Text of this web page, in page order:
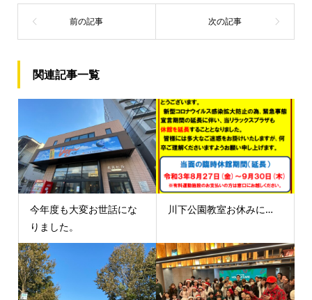
関連記事一覧
今年度も大変お世話にな
りました。
川下公園教室お休みに…